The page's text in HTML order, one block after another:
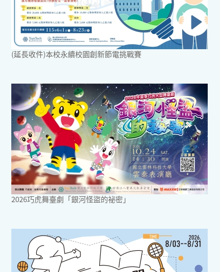
(延長收件)本校永續校園創新節電挑戰賽
2026巧虎舞臺劇「銀河怪盜的祕密」